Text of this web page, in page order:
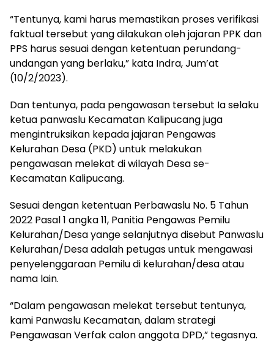
“Tentunya, kami harus memastikan proses verifikasi
faktual tersebut yang dilakukan oleh jajaran PPK dan
PPS harus sesuai dengan ketentuan perundang-
undangan yang berlaku,” kata Indra, Jum’at
(10/2/2023).
Dan tentunya, pada pengawasan tersebut Ia selaku
ketua panwaslu Kecamatan Kalipucang juga
mengintruksikan kepada jajaran Pengawas
Kelurahan Desa (PKD) untuk melakukan
pengawasan melekat di wilayah Desa se-
Kecamatan Kalipucang.
Sesuai dengan ketentuan Perbawaslu No. 5 Tahun
2022 Pasal 1 angka 11, Panitia Pengawas Pemilu
Kelurahan/Desa yange selanjutnya disebut Panwaslu
Kelurahan/Desa adalah petugas untuk mengawasi
penyelenggaraan Pemilu di kelurahan/desa atau
nama lain.
“Dalam pengawasan melekat tersebut tentunya,
kami Panwaslu Kecamatan, dalam strategi
Pengawasan Verfak calon anggota DPD,” tegasnya.